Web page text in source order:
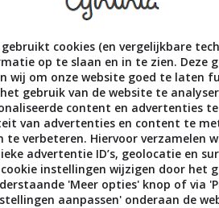
Privacyverklaring
Product herroepen
cookies (en vergelijkbare
op te slaan en in te zien. Deze
wij om onze website goed te laten
het gebruik van de website te
content en advertenties
van advertenties en content te
te verbeteren. Hiervoor verzamelen
advertentie ID’s, geolocatie en
instellingen wijzigen door het
'Meer opties' knop of via
aanpassen' onderaan de